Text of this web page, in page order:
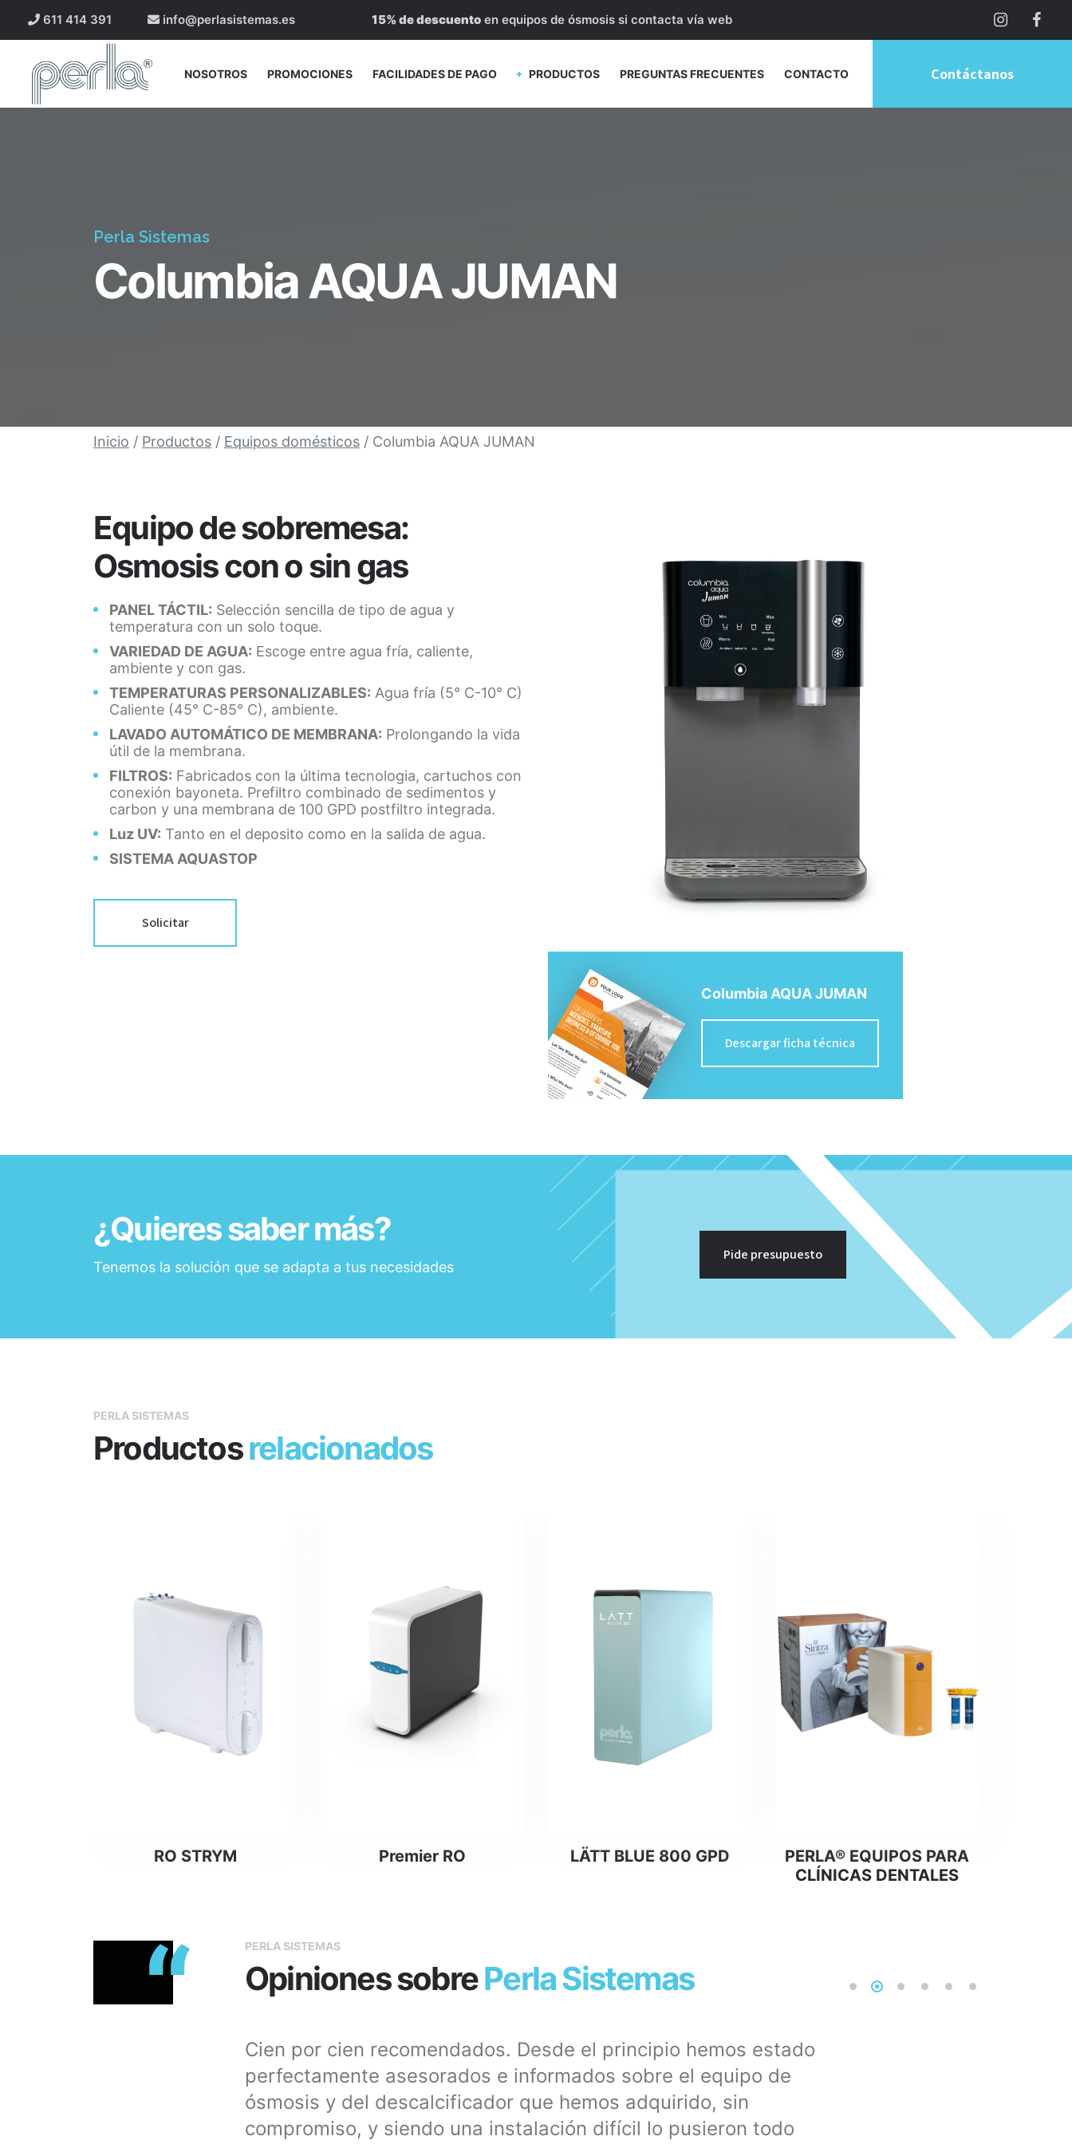
611 414 391 info@perlasistemas.es 15% de descuento en equipos de ósmosis si contacta vía web
NOSOTROS PROMOCIONES FACILIDADES DE PAGO PRODUCTOS PREGUNTAS FRECUENTES CONTACTO Contáctanos
Perla Sistemas
Columbia AQUA JUMAN
Inicio / Productos / Equipos domésticos / Columbia AQUA JUMAN
Equipo de sobremesa:
Osmosis con o sin gas
PANEL TÁCTIL: Selección sencilla de tipo de agua y
temperatura con un solo toque.
VARIEDAD DE AGUA: Escoge entre agua fría, caliente,
ambiente y con gas.
TEMPERATURAS PERSONALIZABLES: Agua fría (5° C-10° C)
Caliente (45° C-85° C), ambiente.
LAVADO AUTOMÁTICO DE MEMBRANA: Prolongando la vida
útil de la membrana.
FILTROS: Fabricados con la última tecnologia, cartuchos con
conexión bayoneta. Prefiltro combinado de sedimentos y
carbon y una membrana de 100 GPD postfiltro integrada.
Luz UV: Tanto en el deposito como en la salida de agua.
SISTEMA AQUASTOP
Solicitar
Columbia AQUA JUMAN
Descargar ficha técnica
¿Quieres saber más?
Tenemos la solución que se adapta a tus necesidades
Pide presupuesto
PERLA SISTEMAS
Productosrelacionados
Leer más
RO STRYM Leer más
Premier RO Leer más
LÄTT BLUE 800 GPD Leer más
PERLA® EQUIPOS PARA
CLÍNICAS DENTALES
“ PERLA SISTEMAS
Opiniones sobrePerla Sistemas
Cien por cien recomendados. Desde el principio hemos estado
perfectamente asesorados e informados sobre el equipo de
ósmosis y del descalcificador que hemos adquirido, sin
compromiso, y siendo una instalación difícil lo pusieron todo